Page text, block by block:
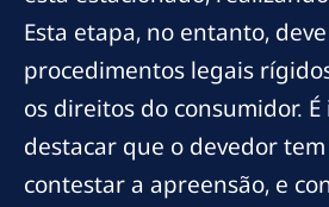
Esta etapa, no entanto,
procedimentos legais
os direitos do consumidor.
destacar que o devedor
contestar a apreensão, e